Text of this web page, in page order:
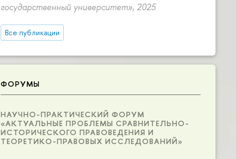
государственный университет», 2025
Все публикации
ФОРУМЫ
НАУЧНО-ПРАКТИЧЕСКИЙ ФОРУМ
«АКТУАЛЬНЫЕ ПРОБЛЕМЫ СРАВНИТЕЛЬНО-
ИСТОРИЧЕСКОГО ПРАВОВЕДЕНИЯ И
ТЕОРЕТИКО-ПРАВОВЫХ ИССЛЕДОВАНИЙ»